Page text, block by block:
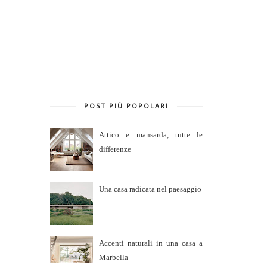
POST PIÙ POPOLARI
Attico e mansarda, tutte le
differenze
Una casa radicata nel paesaggio
Accenti naturali in una casa a
Marbella